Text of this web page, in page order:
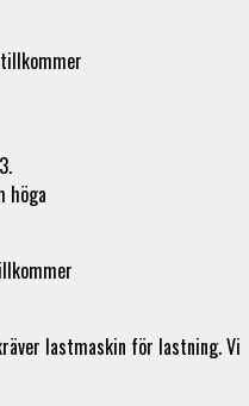
höga
lastmaskin för lastning. Vi